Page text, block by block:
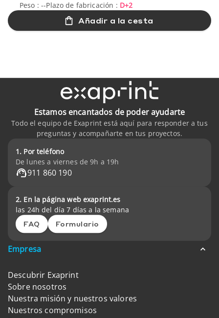
Peso :--Plazo de fabricación : D+2
Añadir a la cesta
Estamos encantados de poder ayudarte
Todo el equipo de Exaprint está aquí para responder a tus
preguntas y acompañarte en tus proyectos.
1. Por teléfono
De lunes a viernes de 9h a 19h
911 860 190
2. En la página web exaprint.es
las 24h del día 7 días a la semana
FAQ Formulario
Empresa
Descubrir Exaprint
Sobre nosotros
Nuestra misión y nuestros valores
Nuestros compromisos